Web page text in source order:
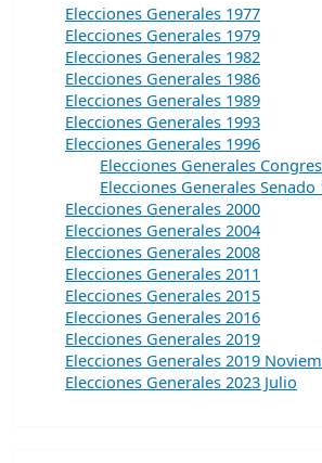
Elecciones Generales 1977
Elecciones Generales 1979
Elecciones Generales 1982
Elecciones Generales 1986
Elecciones Generales 1989
Elecciones Generales 1993
Elecciones Generales 1996
Elecciones Generales
Elecciones Generales Senado
Elecciones Generales 2000
Elecciones Generales 2004
Elecciones Generales 2008
Elecciones Generales 2011
Elecciones Generales 2015
Elecciones Generales 2016
Elecciones Generales 2019
Elecciones Generales 2019
Elecciones Generales 2023 Julio